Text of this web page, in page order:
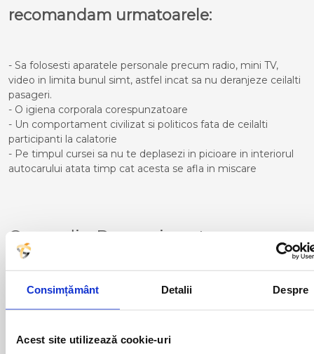
Consimțământ Detalii Despre
Acest site utilizează cookie-uri
recomandam urmatoarele:
- Sa folosesti aparatele personale precum radio, mini TV,
video in limita bunul simt, astfel incat sa nu deranjeze ceilalti
pasageri.
- O igiena corporala corespunzatoare
- Un comportament civilizat si politicos fata de ceilalti
participanti la calatorie
- Pe timpul cursei sa nu te deplasezi in picioare in interiorul
autocarului atata timp cat acesta se afla in miscare
Curse din Romania catre
CANNES:
ADJUD
AIUD
ALESD
MAGLAVIT
MEDGIDIA
MIZIL